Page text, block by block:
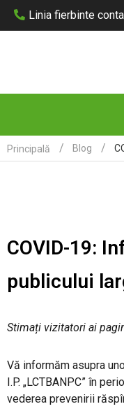
Linia fierbinte
Principală Blog
COVID-19:
publicului
Stimați vizitatori ai
Vă informăm asupra
I.P. „LCTBANPC” în
vederea prevenirii